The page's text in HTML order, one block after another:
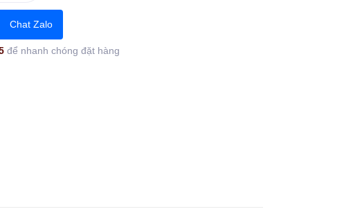
Chat Zalo
để nhanh chóng đặt hàng